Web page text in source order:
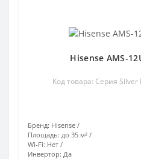
Hisense AMS-
Код товара: Серия
Бренд: Hisense
Площадь: до 35 м²
Wi-Fi: Нет
Инвертор: Да